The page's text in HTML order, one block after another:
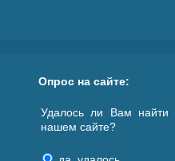
Опрос на сайте:
Удалось ли Вам найти
нашем сайте?